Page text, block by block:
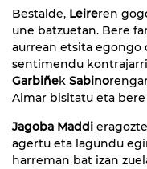
Bestalde, Leireren
une batzuetan. Bere
aurrean etsita egongo
sentimendu
Garbiñek Sabino
Aimar bisitatu eta
Jagoba Maddi
agertu eta lagundu
harreman bat izan